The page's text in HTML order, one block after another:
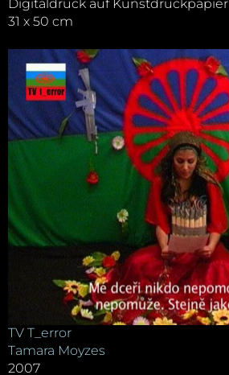
Digitaldruck auf Kunstdruckpapier
31 x 50 cm
TV T_error
Tamara Moyzes
2007